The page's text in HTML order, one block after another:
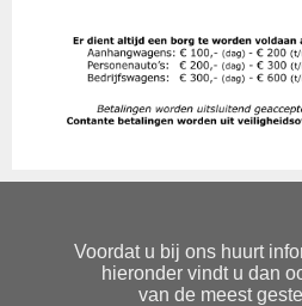
Voordat u bij ons huurt
hieronder vindt u dan
van de meest